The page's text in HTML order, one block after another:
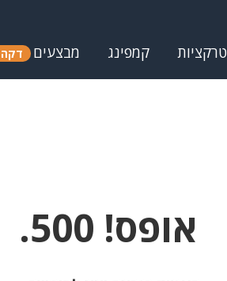
קמפינג מבצעים דקה
אופס! 500.